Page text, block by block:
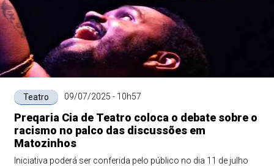
Teatro 09/07/2025 - 10h57
Preqaria Cia de Teatro coloca o debate sobre o
racismo no palco das discussões em
Matozinhos
Iniciativa poderá ser conferida pelo público no dia 11 de julho